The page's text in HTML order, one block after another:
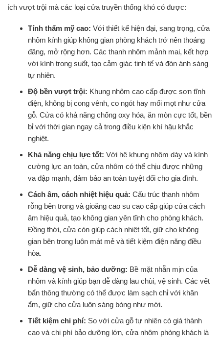
ích vượt trội mà các loại cửa truyền thống khó có được:
Tính thẩm mỹ cao: Với thiết kế hiện đại, sang trọng, cửa
nhôm kính giúp không gian phòng khách trở nên thoáng
đãng, mở rộng hơn. Các thanh nhôm mảnh mai, kết hợp
với kính trong suốt, tạo cảm giác tinh tế và đón ánh sáng
tự nhiên.
Độ bền vượt trội: Khung nhôm cao cấp được sơn tĩnh
điện, không bị cong vênh, co ngót hay mối mọt như cửa
gỗ. Cửa có khả năng chống oxy hóa, ăn mòn cực tốt, bền
bỉ với thời gian ngay cả trong điều kiện khí hậu khắc
nghiệt.
Khả năng chịu lực tốt: Với hệ khung nhôm dày và kính
cường lực an toàn, cửa nhôm có thể chịu được những
va đập mạnh, đảm bảo an toàn tuyệt đối cho gia đình.
Cách âm, cách nhiệt hiệu quả: Cấu trúc thanh nhôm
rỗng bên trong và gioăng cao su cao cấp giúp cửa cách
âm hiệu quả, tạo không gian yên tĩnh cho phòng khách.
Đồng thời, cửa còn giúp cách nhiệt tốt, giữ cho không
gian bên trong luôn mát mẻ và tiết kiệm điện năng điều
hòa.
Dễ dàng vệ sinh, bảo dưỡng: Bề mặt nhẵn mịn của
nhôm và kính giúp bạn dễ dàng lau chùi, vệ sinh. Các vết
bẩn thông thường có thể được làm sạch chỉ với khăn
ẩm, giữ cho cửa luôn sáng bóng như mới.
Tiết kiệm chi phí: So với cửa gỗ tự nhiên có giá thành
cao và chi phí bảo dưỡng lớn, cửa nhôm phòng khách là